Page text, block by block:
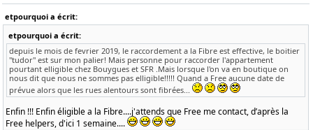
etpourquoi a écrit:
etpourquoi a écrit:
depuis le mois de fevrier 2019, le raccordement a la Fibre est effective, le boitier
"tudor" est sur mon palier! Mais personne pour raccorder l'appartement
pourtant elligible chez Bouygues et SFR .Mais lorsque l'on va en boutique on
nous dit que nous ne sommes pas elligible!!!!! Quand a Free aucune date de
prévue alors que les rues alentours sont fibrées...
Enfin !!! Enfin éligible a la Fibre....j'attends que Free me contact, d’après la
Free helpers, d'ici 1 semaine....